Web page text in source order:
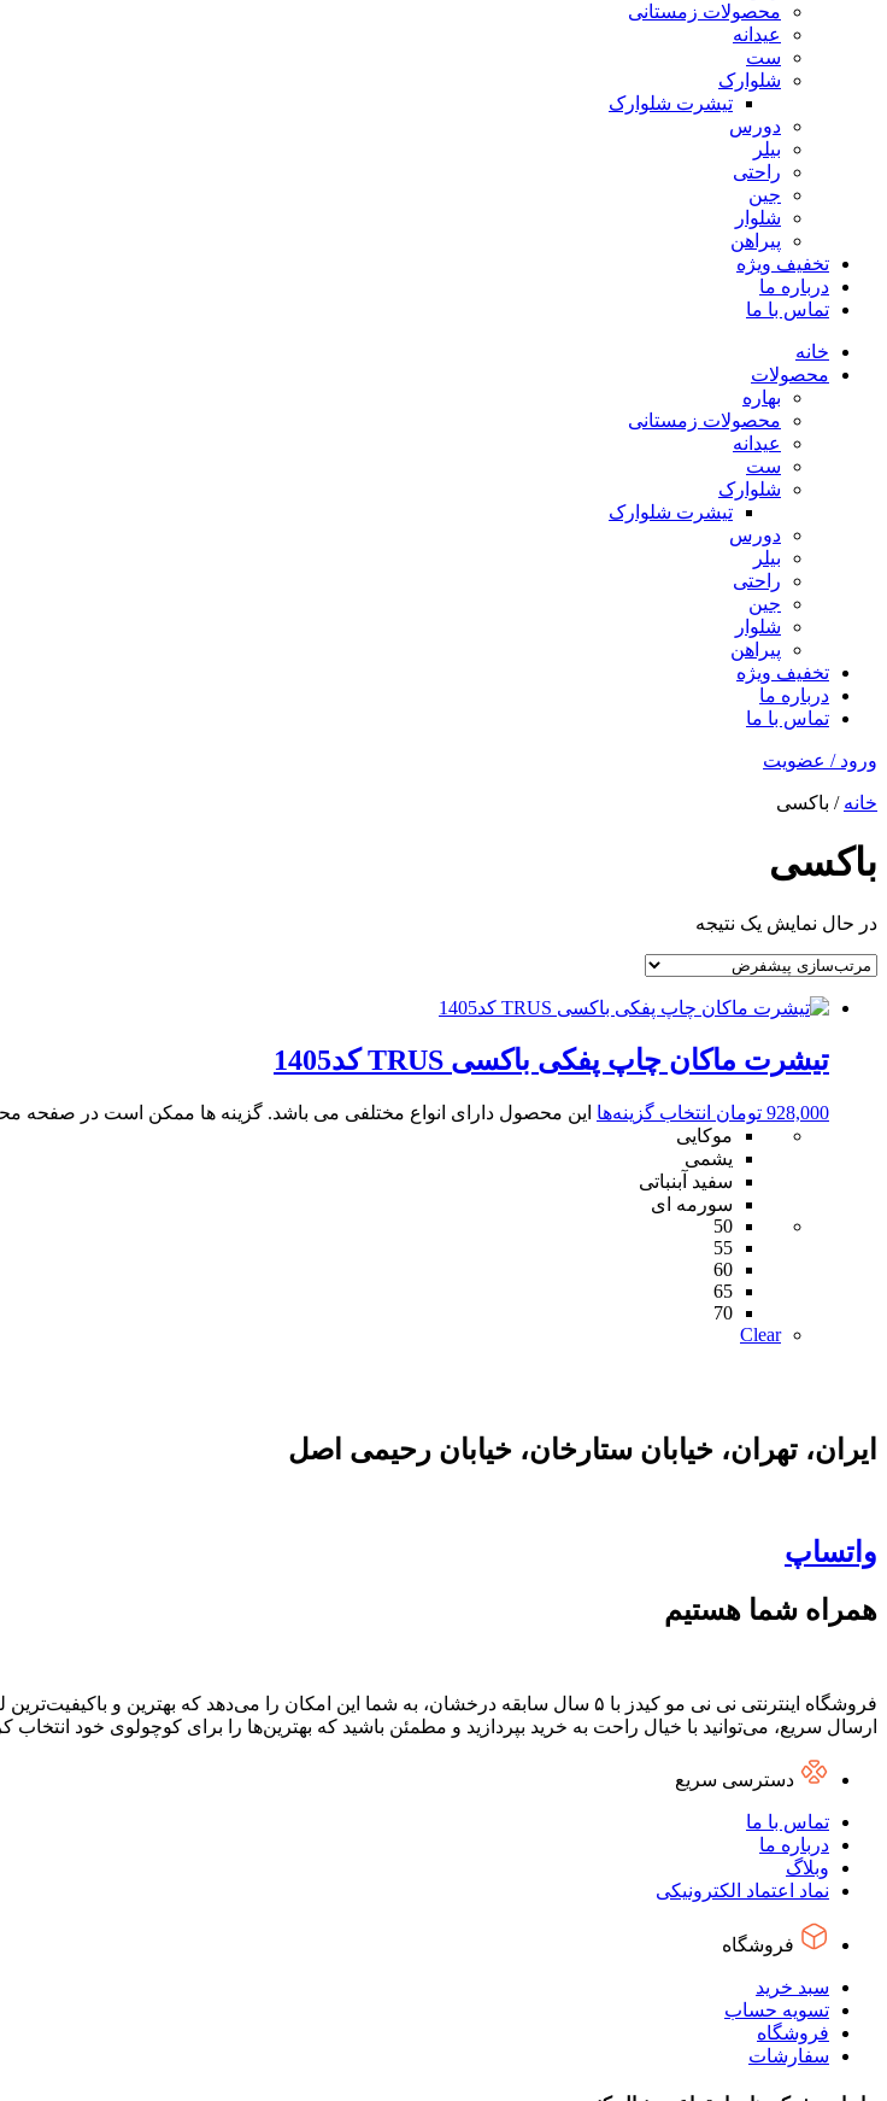
محصولات زمستانی
عیدانه
ست
شلوارک
تیشرت شلوارک
دورس
بیلر
راحتی
جین
شلوار
پیراهن
تخفیف ویژه
درباره ما
تماس با ما
خانه
محصولات
بهاره
محصولات زمستانی
عیدانه
ست
شلوارک
تیشرت شلوارک
دورس
بیلر
راحتی
جین
شلوار
پیراهن
تخفیف ویژه
درباره ما
تماس با ما
ورود / عضویت
خانه / باکسی
باکسی
در حال نمایش یک نتیجه
تیشرت ماکان چاپ پفکی باکسی TRUS کد1405
928,000 تومان انتخاب گزینه‌ها این محصول دارای انواع مختلفی می باشد. گزینه ها ممکن است در صفحه
موکایی
یشمی
سفید آبنباتی
سورمه ای
50
55
60
65
70
Clear
ایران، تهران، خیابان ستارخان، خیابان رحیمی اصل
واتساپ
همراه شما هستیم
فروشگاه اینترنتی نی نی مو کیدز با ۵ سال سابقه درخشان، به شما این امکان را می‌دهد که
ارسال سریع، می‌توانید با خیال راحت به خرید بپردازید و مطمئن باشید که بهترین‌ها را برای کوچولوی خود
دسترسی سریع
تماس با ما
درباره ما
وبلاگ
نماد اعتماد الکترونیکی
فروشگاه
سبد خرید
تسویه حساب
فروشگاه
سفارشات